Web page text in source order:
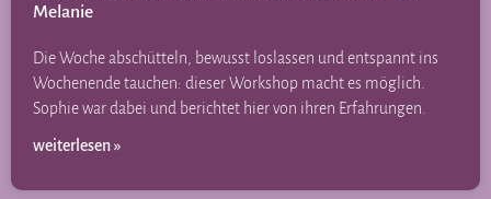
Melanie
Die Woche abschütteln, bewusst loslassen und entspannt ins
Wochenende tauchen: dieser Workshop macht es möglich.
Sophie war dabei und berichtet hier von ihren Erfahrungen.
weiterlesen »